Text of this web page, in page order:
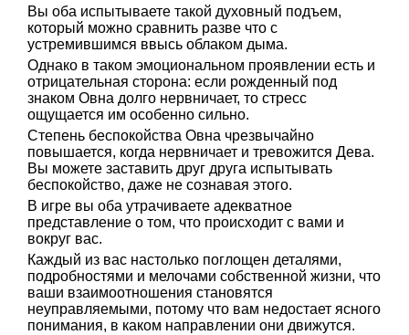
Вы оба испытываете такой духовный подъем,
который можно сравнить разве что с
устремившимся ввысь облаком дыма.
Однако в таком эмоциональном проявлении есть и
отрицательная сторона: если рожденный под
знаком Овна долго нервничает, то стресс
ощущается им особенно сильно.
Степень беспокойства Овна чрезвычайно
повышается, когда нервничает и тревожится Дева.
Вы можете заставить друг друга испытывать
беспокойство, даже не сознавая этого.
В игре вы оба утрачиваете адекватное
представление о том, что происходит с вами и
вокруг вас.
Каждый из вас настолько поглощен деталями,
подробностями и мелочами собственной жизни, что
ваши взаимоотношения становятся
неуправляемыми, потому что вам недостает ясного
понимания, в каком направлении они движутся.